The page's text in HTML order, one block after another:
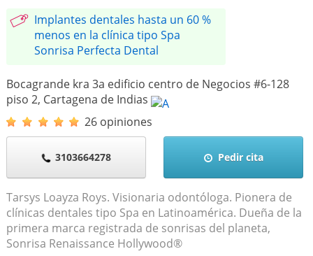
Implantes dentales hasta un 60 %
menos en la clínica tipo Spa
Sonrisa Perfecta Dental
Bocagrande kra 3a edificio centro de Negocios #6-128
piso 2, Cartagena de Indias
26 opiniones
3103664278 Pedir cita
Tarsys Loayza Roys. Visionaria odontóloga. Pionera de
clínicas dentales tipo Spa en Latinoamérica. Dueña de la
primera marca registrada de sonrisas del planeta,
Sonrisa Renaissance Hollywood®